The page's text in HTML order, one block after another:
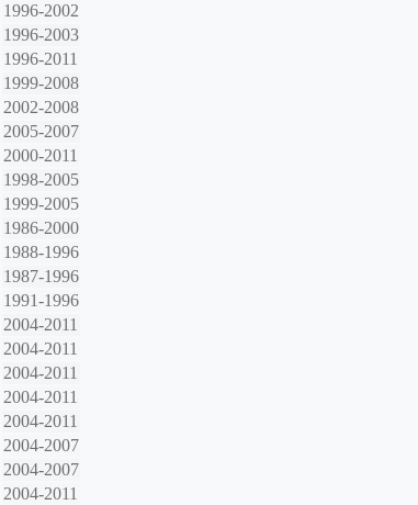
1996-2002
1996-2003
1996-2011
1999-2008
2002-2008
2005-2007
2000-2011
1998-2005
1999-2005
1986-2000
1988-1996
1987-1996
1991-1996
2004-2011
2004-2011
2004-2011
2004-2011
2004-2011
2004-2007
2004-2007
2004-2011